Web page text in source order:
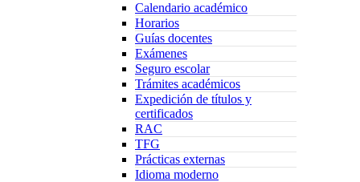
Calendario académico
Horarios
Guías docentes
Exámenes
Seguro escolar
Trámites académicos
Expedición de títulos y
certificados
RAC
TFG
Prácticas externas
Idioma moderno